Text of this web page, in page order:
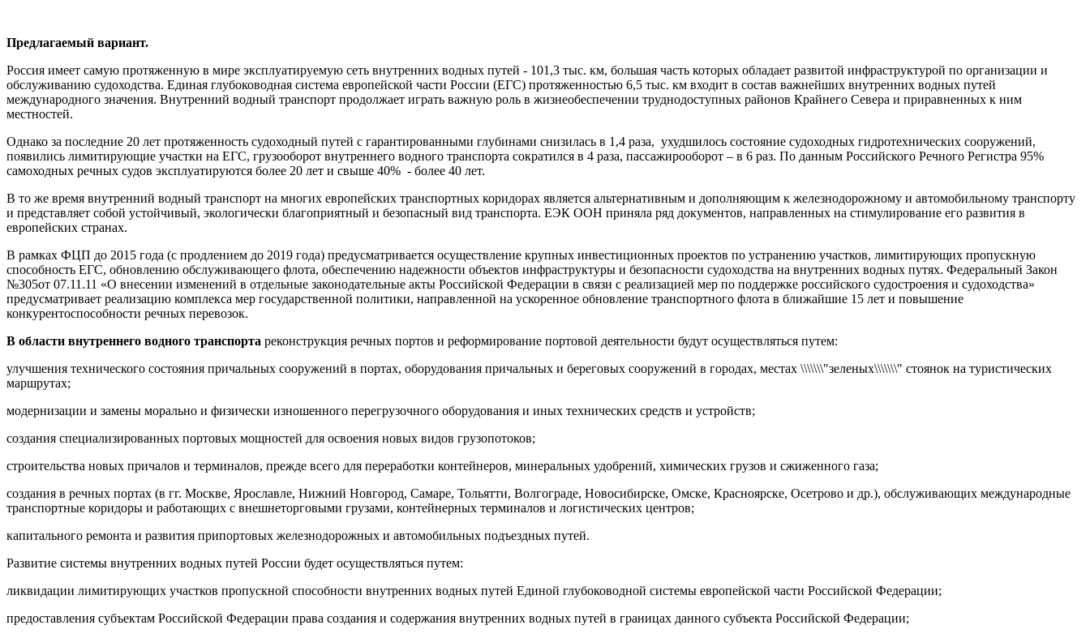
Предлагаемый вариант.
Россия имеет самую протяженную в мире эксплуатируемую сеть внутренних водных путей - 101,3 тыс. км, большая часть которых обладает развитой инфраструктурой по организации и
обслуживанию судоходства. Единая глубоководная система европейской части России (ЕГС) протяженностью 6,5 тыс. км входит в состав важнейших внутренних водных путей
международного значения. Внутренний водный транспорт продолжает играть важную роль в жизнеобеспечении труднодоступных районов Крайнего Севера и приравненных к ним
местностей.
Однако за последние 20 лет протяженность судоходный путей с гарантированными глубинами снизилась в 1,4 раза, ухудшилось состояние судоходных гидротехнических сооружений,
появились лимитирующие участки на ЕГС, грузооборот внутреннего водного транспорта сократился в 4 раза, пассажирооборот – в 6 раз. По данным Российского Речного Регистра 95%
самоходных речных судов эксплуатируются более 20 лет и свыше 40% - более 40 лет.
В то же время внутренний водный транспорт на многих европейских транспортных коридорах является альтернативным и дополняющим к железнодорожному и автомобильному транспорту
и представляет собой устойчивый, экологически благоприятный и безопасный вид транспорта. ЕЭК ООН приняла ряд документов, направленных на стимулирование его развития в
европейских странах.
В рамках ФЦП до 2015 года (с продлением до 2019 года) предусматривается осуществление крупных инвестиционных проектов по устранению участков, лимитирующих пропускную
способность ЕГС, обновлению обслуживающего флота, обеспечению надежности объектов инфраструктуры и безопасности судоходства на внутренних водных путях. Федеральный Закон
№305от 07.11.11 «О внесении изменений в отдельные законодательные акты Российской Федерации в связи с реализацией мер по поддержке российского судостроения и судоходства»
предусматривает реализацию комплекса мер государственной политики, направленной на ускоренное обновление транспортного флота в ближайшие 15 лет и повышение
конкурентоспособности речных перевозок.
В области внутреннего водного транспорта реконструкция речных портов и реформирование портовой деятельности будут осуществляться путем:
улучшения технического состояния причальных сооружений в портах, оборудования причальных и береговых сооружений в городах, местах \\\\\\\"зеленых\\\\\\\" стоянок на туристических
маршрутах;
модернизации и замены морально и физически изношенного перегрузочного оборудования и иных технических средств и устройств;
создания специализированных портовых мощностей для освоения новых видов грузопотоков;
строительства новых причалов и терминалов, прежде всего для переработки контейнеров, минеральных удобрений, химических грузов и сжиженного газа;
создания в речных портах (в гг. Москве, Ярославле, Нижний Новгород, Самаре, Тольятти, Волгограде, Новосибирске, Омске, Красноярске, Осетрово и др.), обслуживающих международные
транспортные коридоры и работающих с внешнеторговыми грузами, контейнерных терминалов и логистических центров;
капитального ремонта и развития припортовых железнодорожных и автомобильных подъездных путей.
Развитие системы внутренних водных путей России будет осуществляться путем:
ликвидации лимитирующих участков пропускной способности внутренних водных путей Единой глубоководной системы европейской части Российской Федерации;
предоставления субъектам Российской Федерации права создания и содержания внутренних водных путей в границах данного субъекта Российской Федерации;